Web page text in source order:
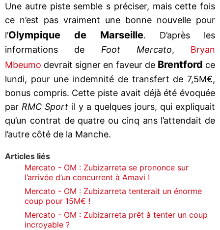
Une autre piste semble s préciser, mais cette fois
ce n’est pas vraiment une bonne nouvelle pour
l’Olympique de Marseille. D’après les
informations de Foot Mercato, Bryan
Mbeumo devrait signer en faveur de Brentford ce
lundi, pour une indemnité de transfert de 7,5M€,
bonus compris. Cette piste avait déjà été évoquée
par RMC Sport il y a quelques jours, qui expliquait
qu’un contrat de quatre ou cinq ans l’attendait de
l’autre côté de la Manche.
Articles liés
Mercato - OM : Zubizarreta se prononce sur
l’arrivée d’un concurrent à Amavi !
Mercato - OM : Zubizarreta tenterait un énorme
coup pour 15M€ !
Mercato - OM : Zubizarreta prêt à tenter un coup
incroyable ?